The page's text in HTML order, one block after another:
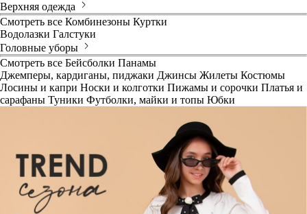
Верхняя одежда
Смотреть все Комбинезоны Куртки
Водолазки Галстуки
Головные уборы
Смотреть все Бейсболки Панамы
Джемперы, кардиганы, пиджаки Джинсы Жилеты Костюмы
Лосины и капри Носки и колготки Пижамы и сорочки Платья и
сарафаны Туники Футболки, майки и топы Юбки